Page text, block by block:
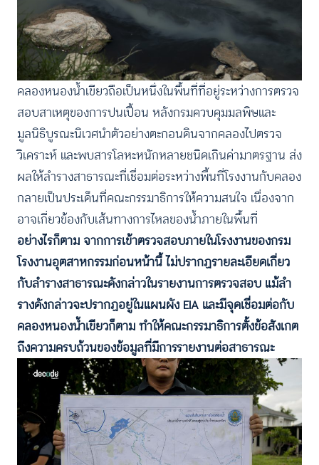
คลองหนองน้ำเขียวถือเป็นหนึ่งในพื้นที่ที่อยู่ระหว่างการตรวจ
สอบสาเหตุของการปนเปื้อน หลังกรมควบคุมมลพิษและ
มูลนิธิบูรณะนิเวศนำตัวอย่างตะกอนดินจากคลองไปตรวจ
วิเคราะห์ และพบสารโลหะหนักหลายชนิดเกินค่ามาตรฐาน ส่ง
ผลให้ลำรางสาธารณะที่เชื่อมต่อระหว่างพื้นที่โรงงานกับคลอง
กลายเป็นประเด็นที่คณะกรรมาธิการให้ความสนใจ เนื่องจาก
อาจเกี่ยวข้องกับเส้นทางการไหลของน้ำภายในพื้นที่
อย่างไรก็ตาม จากการเข้าตรวจสอบภายในโรงงานของกรม
โรงงานอุตสาหกรรมก่อนหน้านี้ ไม่ปรากฏรายละเอียดเกี่ยว
กับลำรางสาธารณะดังกล่าวในรายงานการตรวจสอบ แม้ลำ
รางดังกล่าวจะปรากฏอยู่ในแผนผัง EIA และมีจุดเชื่อมต่อกับ
คลองหนองน้ำเขียวก็ตาม ทำให้คณะกรรมาธิการตั้งข้อสังเกต
ถึงความครบถ้วนของข้อมูลที่มีการรายงานต่อสาธารณะ